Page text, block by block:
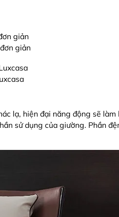
giản
lạ, hiện đại năng động sẽ làm
sử dụng của giường. Phần